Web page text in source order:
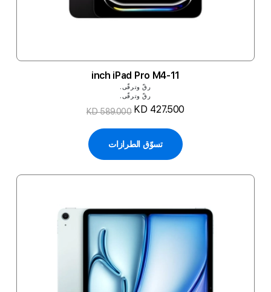
11-inch iPad Pro M4
رقّ وترقّى.
رقّ وترقّى.
KD 427.500
KD 589.000
تسوّق الطرازات